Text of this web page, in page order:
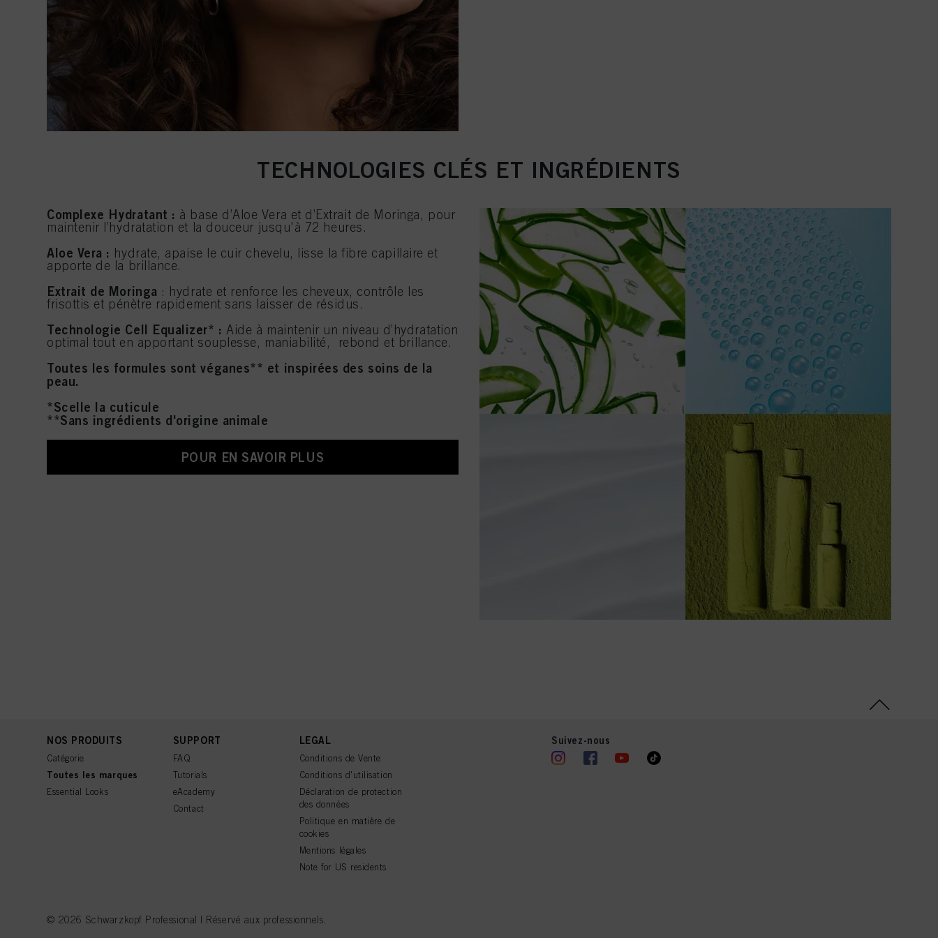
TECHNOLOGIES CLÉS ET INGRÉDIENTS
Complexe Hydratant : à base d’Aloe Vera et d’Extrait de Moringa, pour
maintenir l’hydratation et la douceur jusqu'à 72 heures.
Aloe Vera : hydrate, apaise le cuir chevelu, lisse la fibre capillaire et
apporte de la brillance.
Extrait de Moringa : hydrate et renforce les cheveux, contrôle les
frisottis et pénètre rapidement sans laisser de résidus.
Technologie Cell Equalizer* : Aide à maintenir un niveau d’hydratation
optimal tout en apportant souplesse, maniabilité, rebond et brillance.
Toutes les formules sont véganes** et inspirées des soins de la
peau.
*Scelle la cuticule
**Sans ingrédients d'origine animale
POUR EN SAVOIR PLUS
NOS PRODUITS
Catégorie
Toutes les marques
Essential Looks
SUPPORT
FAQ
Tutorials
eAcademy
Contact
LEGAL
Conditions de Vente
Conditions d'utilisation
Déclaration de protection
des données
Politique en matière de
cookies
Mentions légales
Note for US residents
Suivez-nous
© 2026 Schwarzkopf Professional | Réservé aux professionnels.